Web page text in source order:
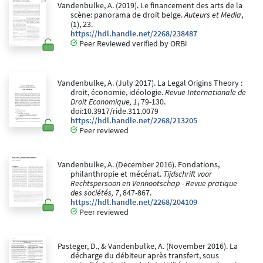
Vandenbulke, A. (2019). Le financement des arts de la
scène: panorama de droit belge.Auteurs et Media,
(1), 23.
https://hdl.handle.net/2268/238487
Peer Reviewed verified by ORBi
Vandenbulke, A. (July 2017). La Legal Origins Theory :
droit, économie, idéologie.Revue Internationale de
Droit Economique, 1, 79-130.
doi:10.3917/ride.311.0079
https://hdl.handle.net/2268/213205
Peer reviewed
Vandenbulke, A. (December 2016). Fondations,
philanthropie et mécénat. Tijdschrift voor
Rechtspersoon en Vennootschap - Revue pratique
des sociétés, 7, 847-867.
https://hdl.handle.net/2268/204109
Peer reviewed
Pasteger, D., & Vandenbulke, A. (November 2016). La
décharge du débiteur après transfert, sous